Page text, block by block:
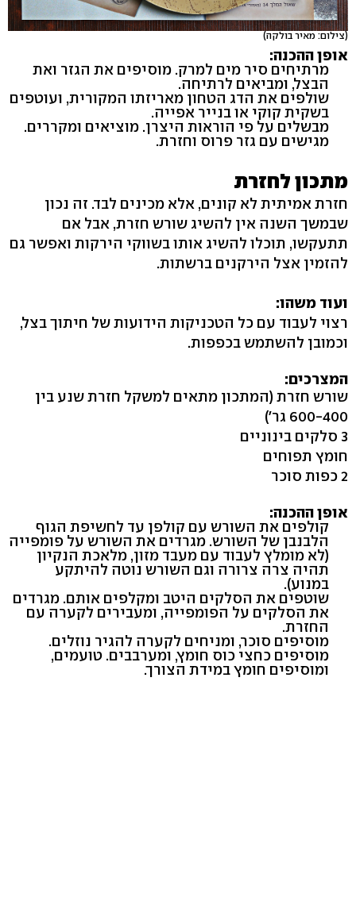
(צילום: מאיר בולקה)
אופן ההכנה:
מרתיחים סיר מים למרק. מוסיפים את הגזר ואת
הבצל, ומביאים לרתיחה.
שולפים את הדג הטחון מאריזתו המקורית, ועוטפים
בשקית קוקי או בנייר אפייה.
מבשלים על פי הוראות היצרן. מוציאים ומקררים.
מגישים עם גזר פרוס וחזרת.
מתכון לחזרת
חזרת אמיתית לא קונים, אלא מכינים לבד. זה נכון
שבמשך השנה אין להשיג שורש חזרת, אבל אם
תתעקשו, תוכלו להשיג אותו בשווקי הירקות ואפשר גם
להזמין אצל הירקנים ברשתות.
ועוד משהו:
רצוי לעבוד עם כל הטכניקות הידועות של חיתוך בצל,
וכמובן להשתמש בכפפות.
המצרכים:
שורש חזרת (המתכון מתאים למשקל חזרת שנע בין
600-400 גר')
3 סלקים בינוניים
חומץ תפוחים
2 כפות סוכר
אופן ההכנה:
קולפים את השורש עם קולפן עד לחשיפת הגוף
הלבנבן של השורש. מגרדים את השורש על פומפייה
(לא מומלץ לעבוד עם מעבד מזון, מלאכת הנקיון
תהיה צרה צרורה וגם השורש נוטה להיתקע
במנוע).
שוטפים את הסלקים היטב ומקלפים אותם. מגרדים
את הסלקים על הפומפייה, ומעבירים לקערה עם
החזרת.
מוסיפים סוכר, ומניחים לקערה להגיר נוזלים.
מוסיפים כחצי כוס חומץ, ומערבבים. טועמים,
ומוסיפים חומץ במידת הצורך.